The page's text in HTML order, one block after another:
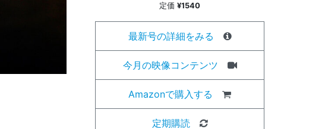
定価 ¥1540
最新号の詳細をみる
今月の映像コンテンツ
Amazonで購入する
定期購読